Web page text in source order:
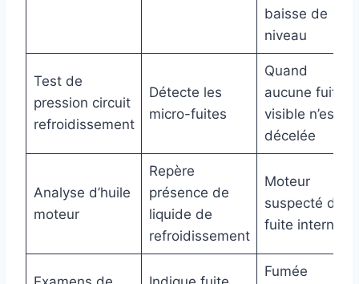
baisse de
niveau
Test de
pression circuit
refroidissement
Détecte les
micro-fuites
Quand
aucune fuite
visible n’est
décelée
Analyse d’huile
moteur
Repère
présence de
liquide de
refroidissement
Moteur
suspecté de
fuite interne
Fumée